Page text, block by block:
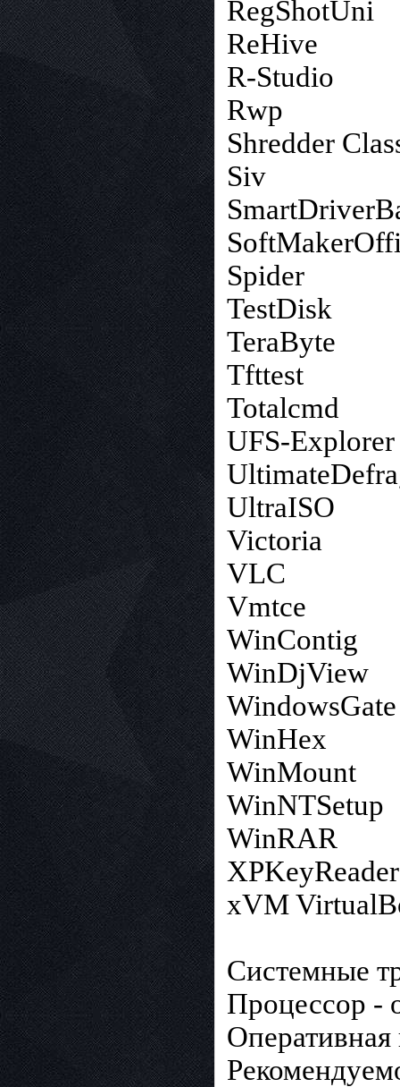
RegShotUni
ReHive
R-Studio
Rwp
Shredder
Siv
Spider
TestDisk
TeraByte
Tfttest
Totalcmd
UFS-Explorer
UltraISO
Victoria
VLC
Vmtce
WinContig
WinDjView
WindowsGate
WinHex
WinMount
WinNTSetup
WinRAR
XPKeyReader
xVM
Системные
Процессор -
Оперативная